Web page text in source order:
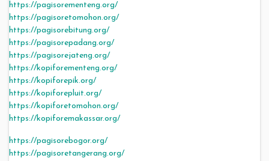
https://pagisorementeng.org/
https://pagisoretomohon.org/
https://pagisorebitung.org/
https://pagisorepadang.org/
https://pagisorejateng.org/
https://kopiforementeng.org/
https://kopiforepik.org/
https://kopiforepluit.org/
https://kopiforetomohon.org/
https://kopiforemakassar.org/
https://pagisorebogor.org/
https://pagisoretangerang.org/